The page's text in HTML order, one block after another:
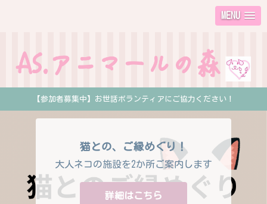
MENU
【参加者募集中】お世話ボランティアにご協力ください！
猫との、ご縁めぐり！
大人ネコの施設を2か所ご案内します
詳細はこちら